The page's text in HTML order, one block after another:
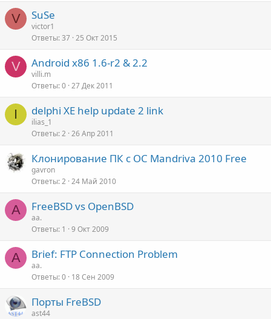
V SuSe
victor1
Ответы 37 25 Окт 2015
V Android x86 1.6-r2 & 2.2
villi.m
Ответы 0 27 Дек 2011
I delphi XE help update 2 link
ilias_1
Ответы 2 26 Апр 2011
Клонирование ПК с ОС Mandriva 2010 Free
gavron
Ответы 2 24 Май 2010
A FreeBSD vs OpenBSD
aa.
Ответы 1 9 Окт 2009
A Brief: FTP Connection Problem
aa.
Ответы 0 18 Сен 2009
Порты FreBSD
ast44